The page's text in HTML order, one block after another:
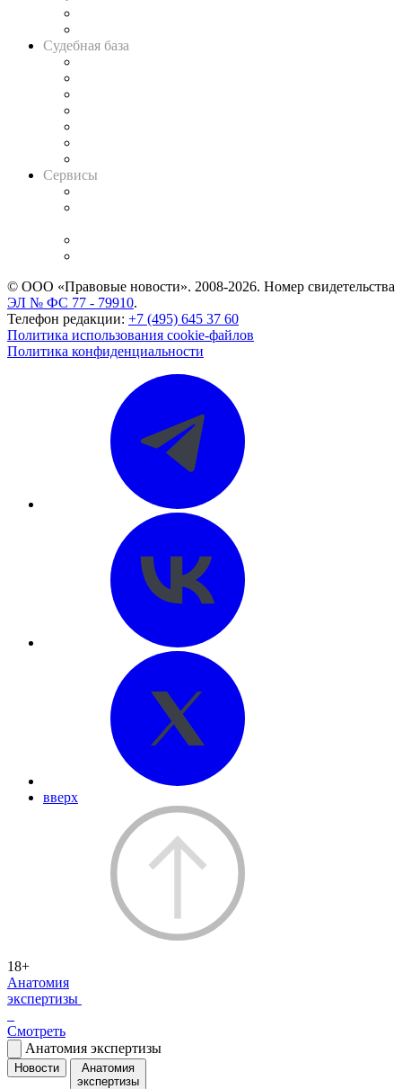
Судебная база
Сервисы
© ООО «Правовые новости». 2008-2026. Номер свидетельства
ЭЛ № ФС 77 - 79910.
Телефон редакции: +7 (495) 645 37 60
Политика использования cookie-файлов
Политика конфиденциальности
вверх
18+
Анатомия
экспертизы
Смотреть
Анатомия экспертизы
Новости
Анатомия
экспертизы